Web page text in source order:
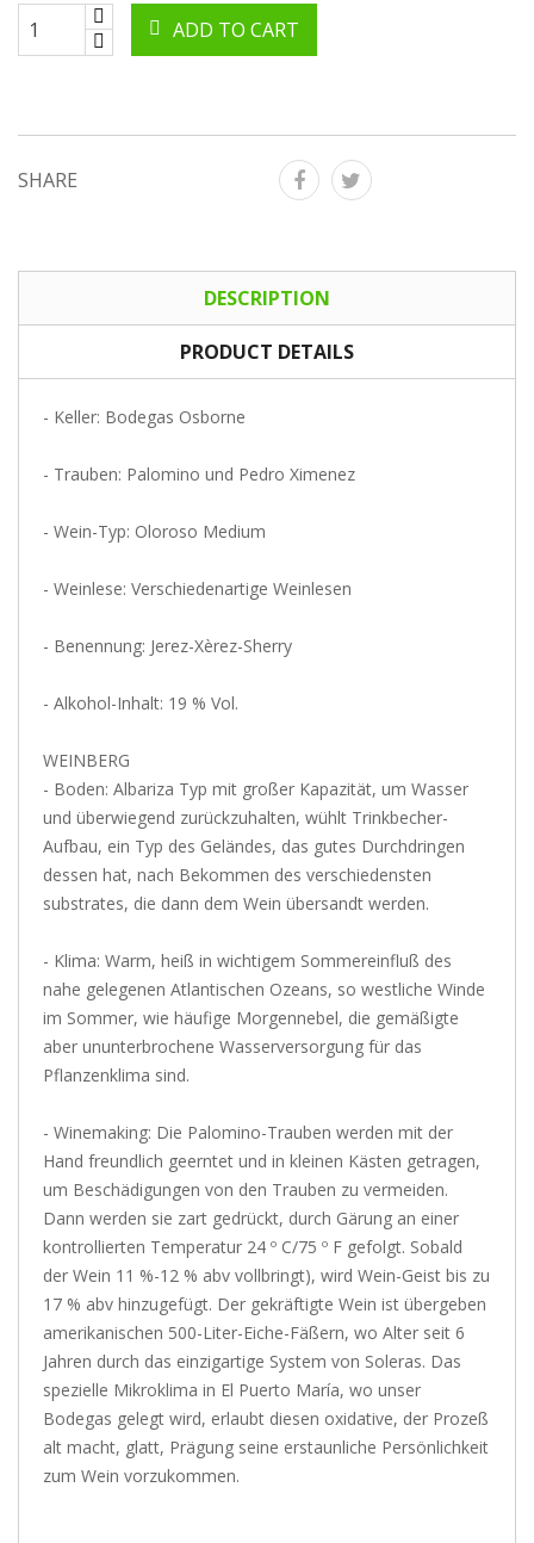
ADD TO CART
SHARE
DESCRIPTION
PRODUCT DETAILS
- Keller: Bodegas Osborne
- Trauben: Palomino und Pedro Ximenez
- Wein-Typ: Oloroso Medium
- Weinlese: Verschiedenartige Weinlesen
- Benennung: Jerez-Xèrez-Sherry
- Alkohol-Inhalt: 19 % Vol.
WEINBERG
- Boden: Albariza Typ mit großer Kapazität, um Wasser
und überwiegend zurückzuhalten, wühlt Trinkbecher-
Aufbau, ein Typ des Geländes, das gutes Durchdringen
dessen hat, nach Bekommen des verschiedensten
substrates, die dann dem Wein übersandt werden.
- Klima: Warm, heiß in wichtigem Sommereinfluß des
nahe gelegenen Atlantischen Ozeans, so westliche Winde
im Sommer, wie häufige Morgennebel, die gemäßigte
aber ununterbrochene Wasserversorgung für das
Pflanzenklima sind.
- Winemaking: Die Palomino-Trauben werden mit der
Hand freundlich geerntet und in kleinen Kästen getragen,
um Beschädigungen von den Trauben zu vermeiden.
Dann werden sie zart gedrückt, durch Gärung an einer
kontrollierten Temperatur 24 º C/75 º F gefolgt. Sobald
der Wein 11 %-12 % abv vollbringt), wird Wein-Geist bis zu
17 % abv hinzugefügt. Der gekräftigte Wein ist übergeben
amerikanischen 500-Liter-Eiche-Fäßern, wo Alter seit 6
Jahren durch das einzigartige System von Soleras. Das
spezielle Mikroklima in El Puerto María, wo unser
Bodegas gelegt wird, erlaubt diesen oxidative, der Prozeß
alt macht, glatt, Prägung seine erstaunliche Persönlichkeit
zum Wein vorzukommen.